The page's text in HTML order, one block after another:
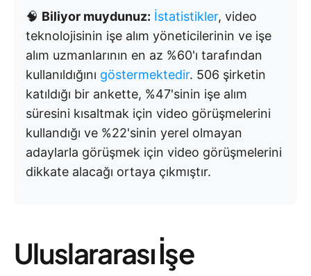
🧠 Biliyor muydunuz: İstatistikler, video
teknolojisinin işe alım yöneticilerinin ve işe
alım uzmanlarının en az %60'ı tarafından
kullanıldığını göstermektedir. 506 şirketin
katıldığı bir ankette, %47'sinin işe alım
süresini kısaltmak için video görüşmelerini
kullandığı ve %22'sinin yerel olmayan
adaylarla görüşmek için video görüşmelerini
dikkate alacağı ortaya çıkmıştır.
Uluslararası İşe